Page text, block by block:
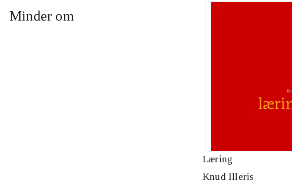
Minder om
Læring
Knud Illeris